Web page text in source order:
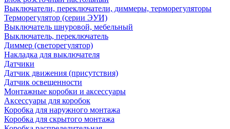
Выключатели, переключатели, диммеры, терморегуляторы
Терморегулятор (серии ЭУИ)
Выключатель шнуровой, мебельный
Выключатель, переключатель
Диммер (светорегулятор)
Накладка для выключателя
Датчики
Датчик движения (присутствия)
Датчик освещенности
Монтажные коробки и аксессуары
Аксессуары для коробок
Коробка для наружного монтажа
Коробка для скрытого монтажа